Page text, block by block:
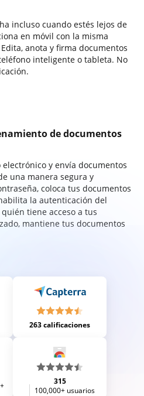
incluso cuando estés lejos de
en móvil con la misma
anota y firma documentos
inteligente o tableta. No
de documentos
y envía documentos
una manera segura y
coloca tus documentos
la autenticación del
tiene acceso a tus
mantiene tus documentos
263 calificaciones
315
100,000+ usuarios